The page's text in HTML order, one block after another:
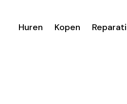
Huren Kopen